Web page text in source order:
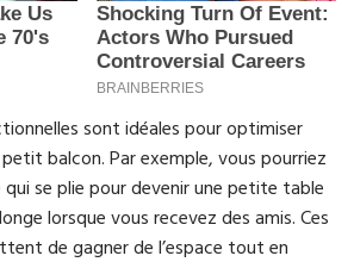
sont idéales pour optimiser
balcon. Par exemple, vous pourriez
se plie pour devenir une petite table
lorsque vous recevez des amis. Ces
de gagner de l’espace tout en